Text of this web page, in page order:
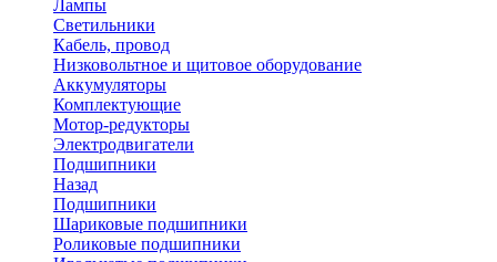
Лампы
Светильники
Кабель, провод
Низковольтное и щитовое оборудование
Аккумуляторы
Комплектующие
Мотор-редукторы
Электродвигатели
Подшипники
Назад
Подшипники
Шариковые подшипники
Роликовые подшипники